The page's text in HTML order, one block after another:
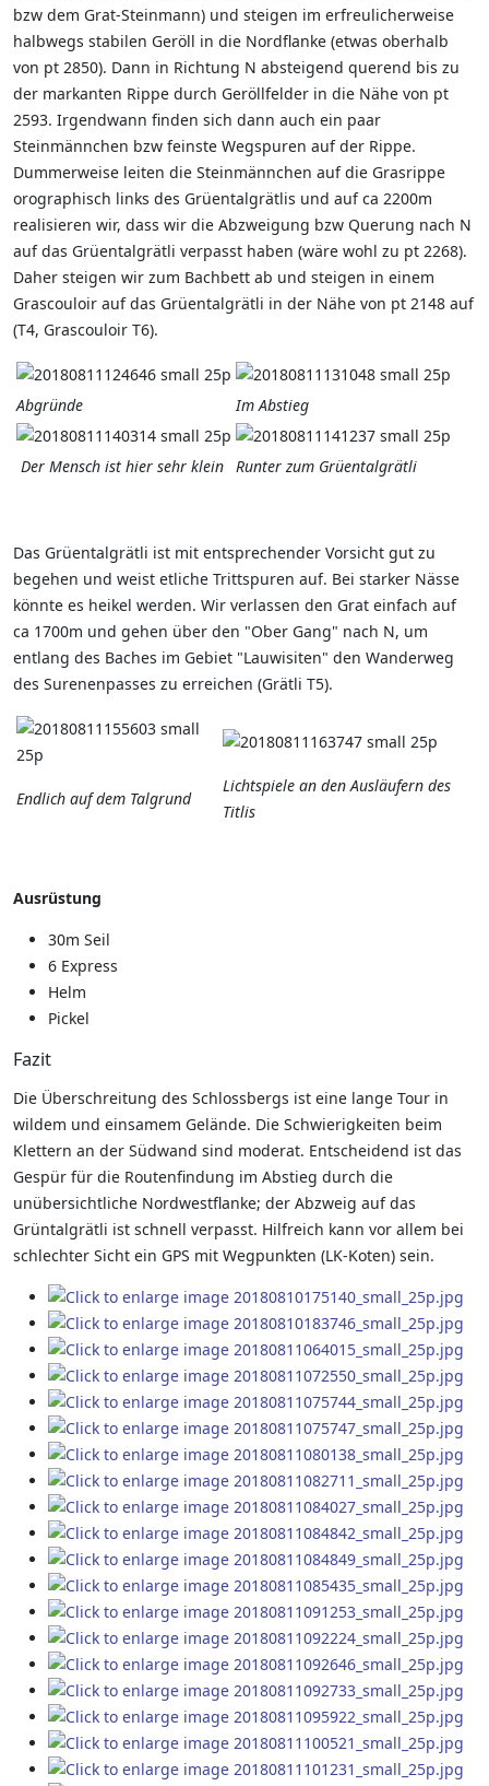
bzw dem Grat-Steinmann) und steigen im erfreulicherweise
halbwegs stabilen Geröll in die Nordflanke (etwas oberhalb
von pt 2850). Dann in Richtung N absteigend querend bis zu
der markanten Rippe durch Geröllfelder in die Nähe von pt
2593. Irgendwann finden sich dann auch ein paar
Steinmännchen bzw feinste Wegspuren auf der Rippe.
Dummerweise leiten die Steinmännchen auf die Grasrippe
orographisch links des Grüentalgrätlis und auf ca 2200m
realisieren wir, dass wir die Abzweigung bzw Querung nach N
auf das Grüentalgrätli verpasst haben (wäre wohl zu pt 2268).
Daher steigen wir zum Bachbett ab und steigen in einem
Grascouloir auf das Grüentalgrätli in der Nähe von pt 2148 auf
(T4, Grascouloir T6).
Abgründe Im Abstieg
Der Mensch ist hier sehr klein Runter zum Grüentalgrätli
Das Grüentalgrätli ist mit entsprechender Vorsicht gut zu
begehen und weist etliche Trittspuren auf. Bei starker Nässe
könnte es heikel werden. Wir verlassen den Grat einfach auf
ca 1700m und gehen über den "Ober Gang" nach N, um
entlang des Baches im Gebiet "Lauwisiten" den Wanderweg
des Surenenpasses zu erreichen (Grätli T5).
Endlich auf dem Talgrund
Lichtspiele an den Ausläufern des
Titlis
Ausrüstung
30m Seil
6 Express
Helm
Pickel
Fazit
Die Überschreitung des Schlossbergs ist eine lange Tour in
wildem und einsamem Gelände. Die Schwierigkeiten beim
Klettern an der Südwand sind moderat. Entscheidend ist das
Gespür für die Routenfindung im Abstieg durch die
unübersichtliche Nordwestflanke; der Abzweig auf das
Grüntalgrätli ist schnell verpasst. Hilfreich kann vor allem bei
schlechter Sicht ein GPS mit Wegpunkten (LK-Koten) sein.